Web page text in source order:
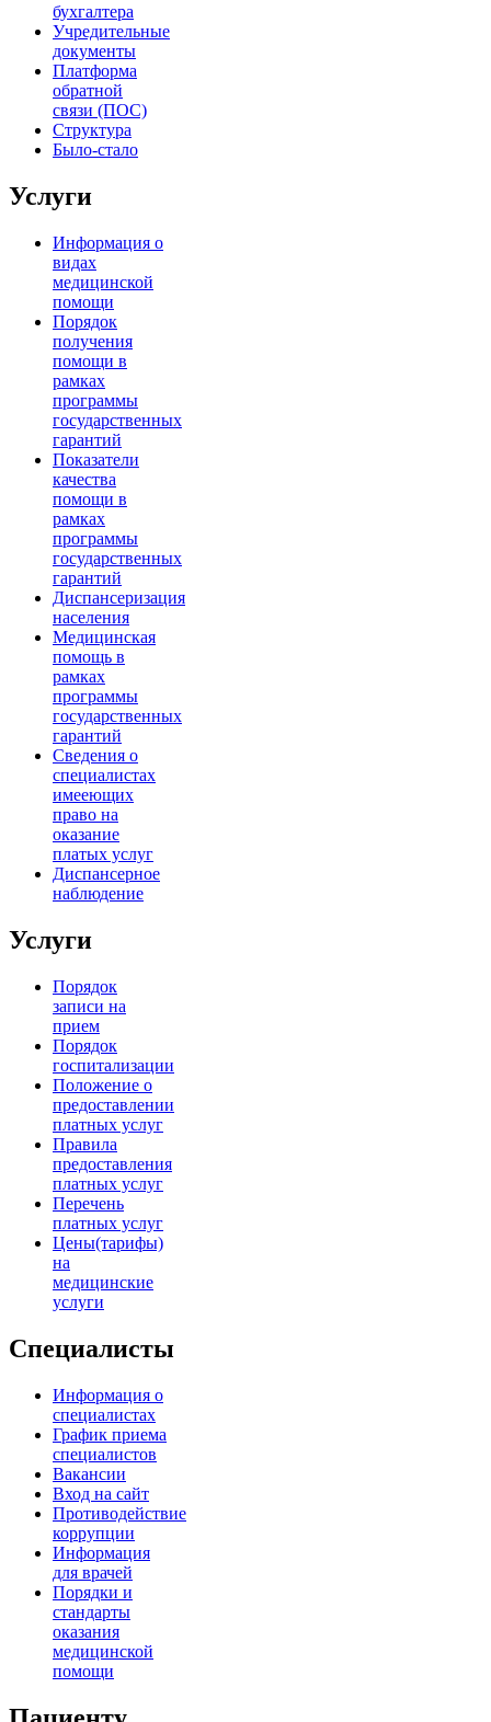
бухгалтера
Учредительные
документы
Платформа
обратной
связи (ПОС)
Структура
Было-стало
Услуги
Информация о
видах
медицинской
помощи
Порядок
получения
помощи в
рамках
программы
государственных
гарантий
Показатели
качества
помощи в
рамках
программы
государственных
гарантий
Диспансеризация
населения
Медицинская
помощь в
рамках
программы
государственных
гарантий
Сведения о
специалистах
имееющих
право на
оказание
платых услуг
Диспансерное
наблюдение
Услуги
Порядок
записи на
прием
Порядок
госпитализации
Положение о
предоставлении
платных услуг
Правила
предоставления
платных услуг
Перечень
платных услуг
Цены(тарифы)
на
медицинские
услуги
Специалисты
Информация о
специалистах
График приема
специалистов
Вакансии
Вход на сайт
Противодействие
коррупции
Информация
для врачей
Порядки и
стандарты
оказания
медицинской
помощи